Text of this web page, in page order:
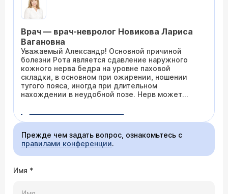
Врач — врач-невролог Новикова Лариса
Вагановна
Уважаемый Александр! Основной причиной
болезни Рота является сдавление наружного
кожного нерва бедра на уровне паховой
складки, в основном при ожирении, ношении
тугого пояса, иногда при длительном
нахождении в неудобной позе. Нерв может
нерва анестетиком и кортикостероидом. При
тела. При желании Вы можете прийти в наш
Центр на консультацию к врачу-неврологу
(расписание приема). Будем рады помочь Вам.
Уже несколько лет наблюдается частичная
потеря чувствительности поверхности кожи с
ноющую боль в этом бедре. Что это может
Прежде чем задать вопрос, ознакомьтесь с
правилами конференции.
Имя *